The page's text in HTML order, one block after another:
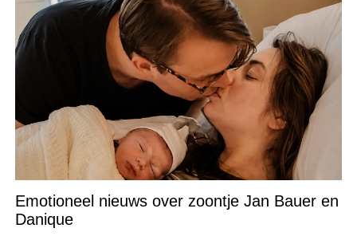
Emotioneel nieuws over zoontje Jan Bauer en
Danique